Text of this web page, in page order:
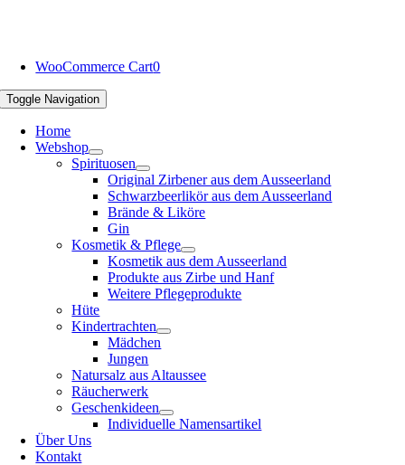
WooCommerce Cart0
Toggle Navigation
Home
Webshop
Spirituosen
Original Zirbener aus dem Ausseerland
Schwarzbeerlikör aus dem Ausseerland
Brände & Liköre
Gin
Kosmetik & Pflege
Kosmetik aus dem Ausseerland
Produkte aus Zirbe und Hanf
Weitere Pflegeprodukte
Hüte
Kindertrachten
Mädchen
Jungen
Natursalz aus Altaussee
Räucherwerk
Geschenkideen
Individuelle Namensartikel
Über Uns
Kontakt